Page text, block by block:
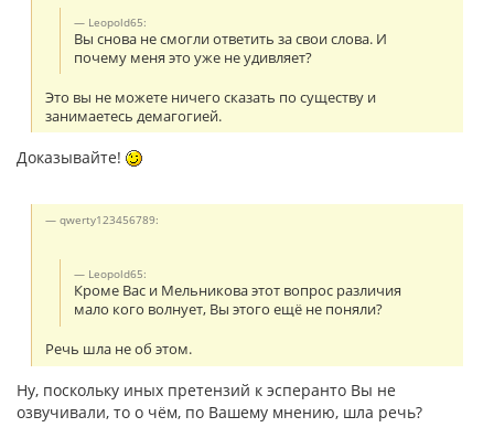
Leopold65:
Вы снова не смогли ответить за свои слова. И
почему меня это уже не удивляет?
Это вы не можете ничего сказать по существу и
занимаетесь демагогией.
Доказывайте!
qwerty123456789:
Leopold65:
Кроме Вас и Мельникова этот вопрос различия
мало кого волнует, Вы этого ещё не поняли?
Речь шла не об этом.
Ну, поскольку иных претензий к эсперанто Вы не
озвучивали, то о чём, по Вашему мнению, шла речь?